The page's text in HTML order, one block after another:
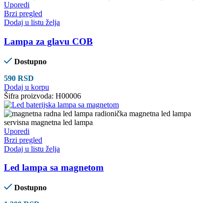
Uporedi
Brzi pregled
Dodaj u listu želja
Lampa za glavu COB
Dostupno
590 RSD
Dodaj u korpu
Šifra proizvoda: H00006
Uporedi
Brzi pregled
Dodaj u listu želja
Led lampa sa magnetom
Dostupno